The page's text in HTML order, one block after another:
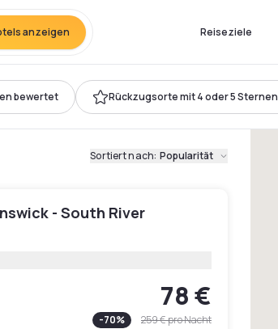
anzeigen Reiseziele
bewertet Rückzugsorte mit 4 oder 5 Sternen
Sortiert nach: Popularität
- South River
78 €
-70% 259 €pro Nacht